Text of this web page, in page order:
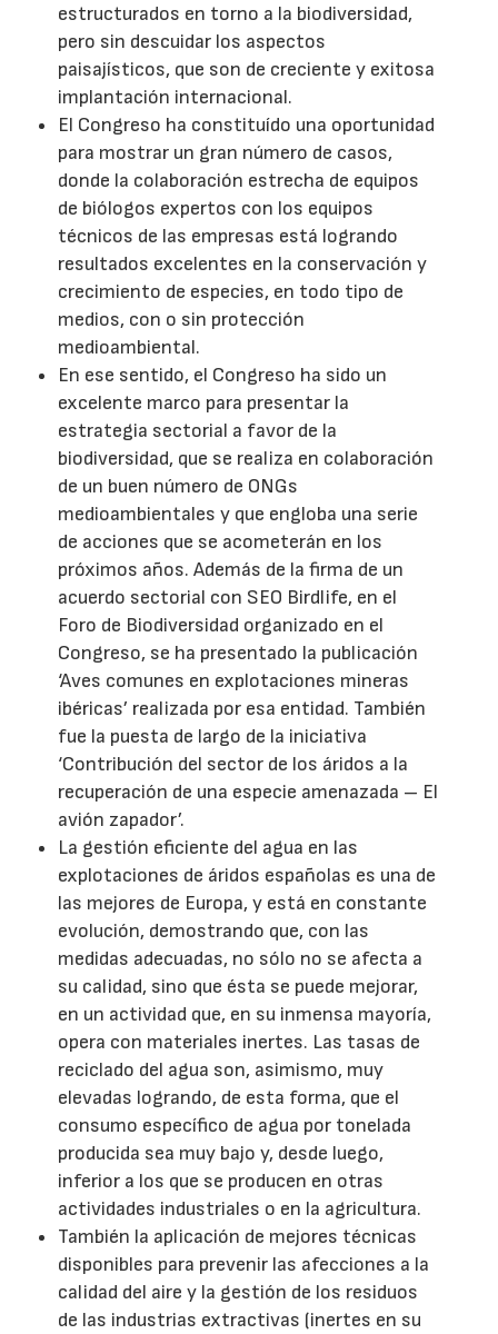
estructurados en torno a la biodiversidad,
pero sin descuidar los aspectos
paisajísticos, que son de creciente y exitosa
implantación internacional.
El Congreso ha constituído una oportunidad
para mostrar un gran número de casos,
donde la colaboración estrecha de equipos
de biólogos expertos con los equipos
técnicos de las empresas está logrando
resultados excelentes en la conservación y
crecimiento de especies, en todo tipo de
medios, con o sin protección
medioambiental.
En ese sentido, el Congreso ha sido un
excelente marco para presentar la
estrategia sectorial a favor de la
biodiversidad, que se realiza en colaboración
de un buen número de ONGs
medioambientales y que engloba una serie
de acciones que se acometerán en los
próximos años. Además de la firma de un
acuerdo sectorial con SEO Birdlife, en el
Foro de Biodiversidad organizado en el
Congreso, se ha presentado la publicación
‘Aves comunes en explotaciones mineras
ibéricas’ realizada por esa entidad. También
fue la puesta de largo de la iniciativa
‘Contribución del sector de los áridos a la
recuperación de una especie amenazada – El
avión zapador’.
La gestión eficiente del agua en las
explotaciones de áridos españolas es una de
las mejores de Europa, y está en constante
evolución, demostrando que, con las
medidas adecuadas, no sólo no se afecta a
su calidad, sino que ésta se puede mejorar,
en un actividad que, en su inmensa mayoría,
opera con materiales inertes. Las tasas de
reciclado del agua son, asimismo, muy
elevadas logrando, de esta forma, que el
consumo específico de agua por tonelada
producida sea muy bajo y, desde luego,
inferior a los que se producen en otras
actividades industriales o en la agricultura.
También la aplicación de mejores técnicas
disponibles para prevenir las afecciones a la
calidad del aire y la gestión de los residuos
de las industrias extractivas (inertes en su